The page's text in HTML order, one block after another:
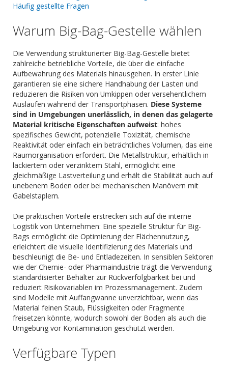
Häufig gestellte Fragen
Warum Big-Bag-Gestelle wählen
Die Verwendung strukturierter Big-Bag-Gestelle bietet
zahlreiche betriebliche Vorteile, die über die einfache
Aufbewahrung des Materials hinausgehen. In erster Linie
garantieren sie eine sichere Handhabung der Lasten und
reduzieren die Risiken von Umkippen oder versehentlichem
Auslaufen während der Transportphasen. Diese Systeme
sind in Umgebungen unerlässlich, in denen das gelagerte
Material kritische Eigenschaften aufweist: hohes
spezifisches Gewicht, potenzielle Toxizität, chemische
Reaktivität oder einfach ein beträchtliches Volumen, das eine
Raumorganisation erfordert. Die Metallstruktur, erhältlich in
lackiertem oder verzinktem Stahl, ermöglicht eine
gleichmäßige Lastverteilung und erhält die Stabilität auch auf
unebenem Boden oder bei mechanischen Manövern mit
Gabelstaplern.
Die praktischen Vorteile erstrecken sich auf die interne
Logistik von Unternehmen: Eine spezielle Struktur für Big-
Bags ermöglicht die Optimierung der Flächennutzung,
erleichtert die visuelle Identifizierung des Materials und
beschleunigt die Be- und Entladezeiten. In sensiblen Sektoren
wie der Chemie- oder Pharmaindustrie trägt die Verwendung
standardisierter Behälter zur Rückverfolgbarkeit bei und
reduziert Risikovariablen im Prozessmanagement. Zudem
sind Modelle mit Auffangwanne unverzichtbar, wenn das
Material feinen Staub, Flüssigkeiten oder Fragmente
freisetzen könnte, wodurch sowohl der Boden als auch die
Umgebung vor Kontamination geschützt werden.
Verfügbare Typen